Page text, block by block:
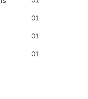
01
01
01